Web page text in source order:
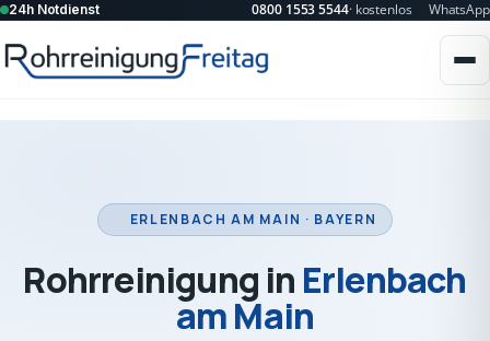
24h Notdienst 0800 1553 5544· kostenlos WhatsApp
ERLENBACH AM MAIN · BAYERN
Rohrreinigung in Erlenbach
am Main